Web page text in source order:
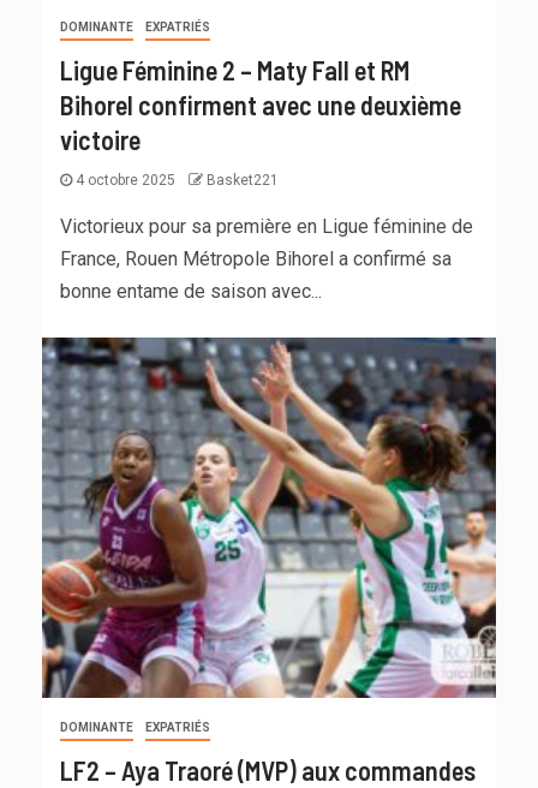
DOMINANTE EXPATRIÉS
Ligue Féminine 2 – Maty Fall et RM
Bihorel confirment avec une deuxième
victoire
4 octobre 2025 Basket221
Victorieux pour sa première en Ligue féminine de
France, Rouen Métropole Bihorel a confirmé sa
bonne entame de saison avec...
DOMINANTE EXPATRIÉS
LF2 – Aya Traoré (MVP) aux commandes